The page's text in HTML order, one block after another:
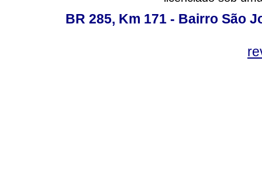
BR 285, Km 171 - Bairro São